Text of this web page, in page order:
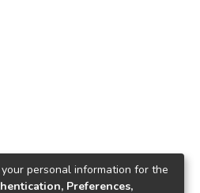
personal information for the
Preferences,